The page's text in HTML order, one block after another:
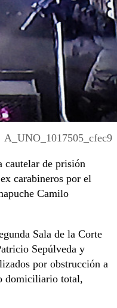
A_UNO_1017505_cfec9
cautelar de prisión
carabineros por el
Camilo
Sala de la Corte
Sepúlveda y
por obstrucción a
domiciliario total,